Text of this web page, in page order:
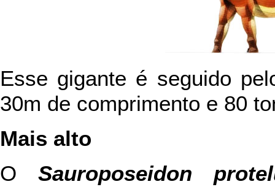
Esse gigante é seguido
30m de comprimento e 80
Mais alto
O Sauroposeidon